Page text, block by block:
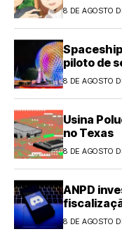
8 DE AGOSTO
piloto de
8 DE AGOSTO
Usina
no Texas
8 DE AGOSTO
ANPD
8 DE AGOSTO